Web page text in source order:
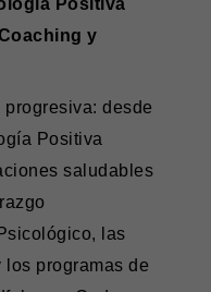
Positiva
y
progresiva: desde
Positiva
saludables
las
programas de